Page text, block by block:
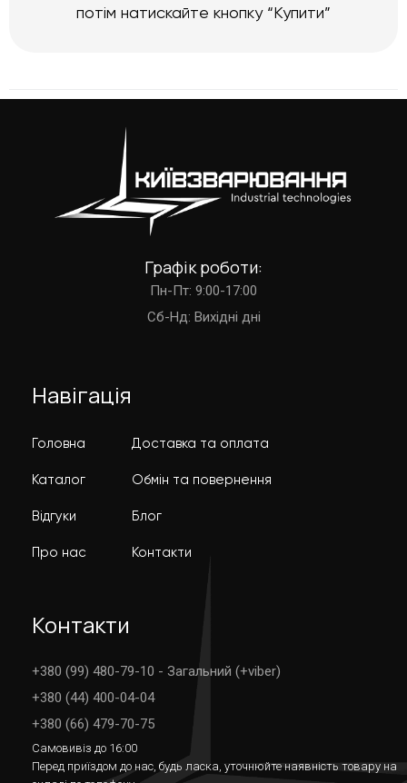
потім натискайте кнопку “Купити”
Графік роботи:
Пн-Пт: 9:00-17:00
Cб-Нд: Вихідні дні
Навігація
Головна
Каталог
Відгуки
Про нас
Доставка та оплата
Обмін та повернення
Блог
Контакти
Контакти
+380 (99) 480-79-10 - Загальний (+viber)
+380 (44) 400-04-04
+380 (66) 479-70-75
Самовивіз до 16:00
Перед приїздом до нас, будь ласка, уточнюйте наявність товару на